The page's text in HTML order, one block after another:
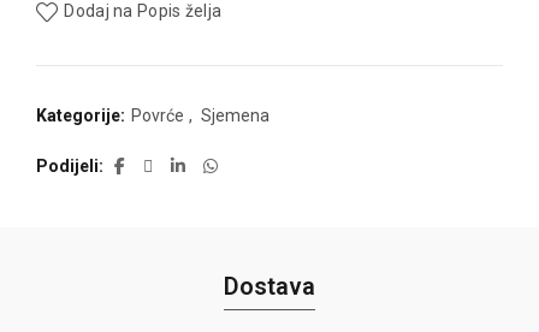
Dodaj na Popis želja
Kategorije: Povrće , Sjemena
Podijeli
Dostava